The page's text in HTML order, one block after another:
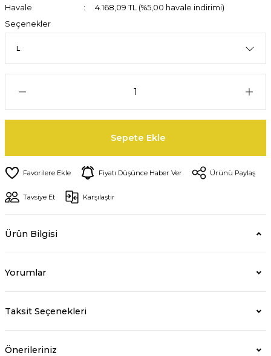
Havale
4.168,09 TL (%5,00 havale indirimi)
Seçenekler
Sepete Ekle
Fiyatı Düşünce Haber Ver Ürünü Paylaş
Tavsiye Et Karşılaştır
Ürün Bilgisi
Yorumlar
Taksit Seçenekleri
Önerileriniz